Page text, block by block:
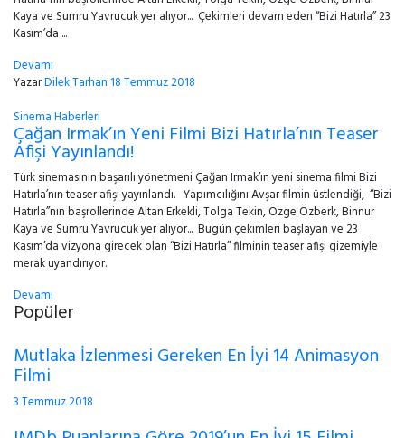
Kaya ve Sumru Yavrucuk yer alıyor... Çekimleri devam eden ‘‘Bizi Hatırla’’ 23
Kasım’da ...
Devamı
YazarDilek Tarhan 18 Temmuz 2018
Sinema Haberleri
Çağan Irmak’ın Yeni Filmi Bizi Hatırla’nın Teaser
Afişi Yayınlandı!
Türk sinemasının başarılı yönetmeni Çağan Irmak’ın yeni sinema filmi Bizi
Hatırla’nın teaser afişi yayınlandı. Yapımcılığını Avşar filmin üstlendiği, ‘‘Bizi
Hatırla’’nın başrollerinde Altan Erkekli, Tolga Tekin, Özge Özberk, Binnur
Kaya ve Sumru Yavrucuk yer alıyor... Bugün çekimleri başlayan ve 23
Kasım’da vizyona girecek olan ‘‘Bizi Hatırla’’ filminin teaser afişi gizemiyle
merak uyandırıyor.
Devamı
Popüler
Mutlaka İzlenmesi Gereken En İyi 14 Animasyon
Filmi
3 Temmuz 2018